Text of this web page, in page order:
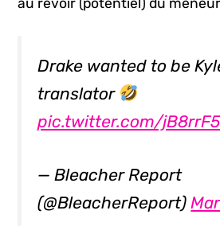
Drake wanted to be
translator
pic.twitter.com/
— Bleacher Report
(@BleacherReport)